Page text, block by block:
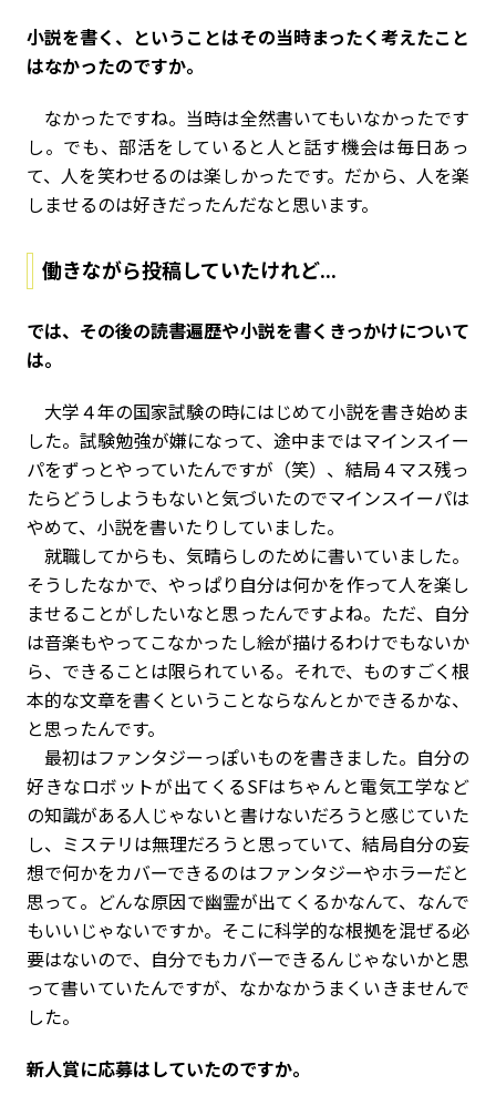
――小説を書く、ということはその当時まったく考えたこと
はなかったのですか。
なかったですね。当時は全然書いてもいなかったです
し。でも、部活をしていると人と話す機会は毎日あっ
て、人を笑わせるのは楽しかったです。だから、人を楽
しませるのは好きだったんだなと思います。
働きながら投稿していたけれど...
――では、その後の読書遍歴や小説を書くきっかけについて
は。
大学４年の国家試験の時にはじめて小説を書き始めま
した。試験勉強が嫌になって、途中まではマインスイー
パをずっとやっていたんですが（笑）、結局４マス残っ
たらどうしようもないと気づいたのでマインスイーパは
やめて、小説を書いたりしていました。
就職してからも、気晴らしのために書いていました。
そうしたなかで、やっぱり自分は何かを作って人を楽し
ませることがしたいなと思ったんですよね。ただ、自分
は音楽もやってこなかったし絵が描けるわけでもないか
ら、できることは限られている。それで、ものすごく根
本的な文章を書くということならなんとかできるかな、
と思ったんです。
最初はファンタジーっぽいものを書きました。自分の
好きなロボットが出てくるSFはちゃんと電気工学など
の知識がある人じゃないと書けないだろうと感じていた
し、ミステリは無理だろうと思っていて、結局自分の妄
想で何かをカバーできるのはファンタジーやホラーだと
思って。どんな原因で幽霊が出てくるかなんて、なんで
もいいじゃないですか。そこに科学的な根拠を混ぜる必
要はないので、自分でもカバーできるんじゃないかと思
って書いていたんですが、なかなかうまくいきませんで
した。
――新人賞に応募はしていたのですか。